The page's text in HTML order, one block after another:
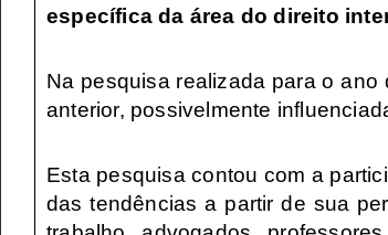
específica da área do direito
Na pesquisa realizada para o ano
anterior, possivelmente
Esta pesquisa contou com a
das tendências a partir de sua